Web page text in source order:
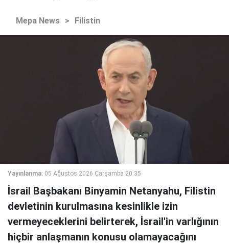
Mepa News > Filistin
Yayınlanma: 05 Ağustos 2026 Çarşamba 20:35
İsrail Başbakanı Binyamin Netanyahu, Filistin
devletinin kurulmasına kesinlikle izin
vermeyeceklerini belirterek, İsrail'in varlığının
hiçbir anlaşmanın konusu olamayacağını